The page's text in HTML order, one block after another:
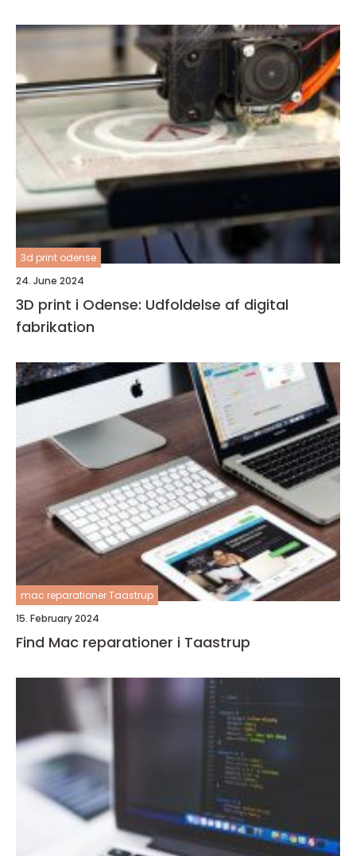
3d print odense
24. June 2024
3D print i Odense: Udfoldelse af digital
fabrikation
mac reparationer Taastrup
15. February 2024
Find Mac reparationer i Taastrup